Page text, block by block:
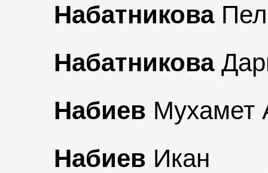
Набатникова
Набатникова
Набиев Мухамет
Набиев Икан